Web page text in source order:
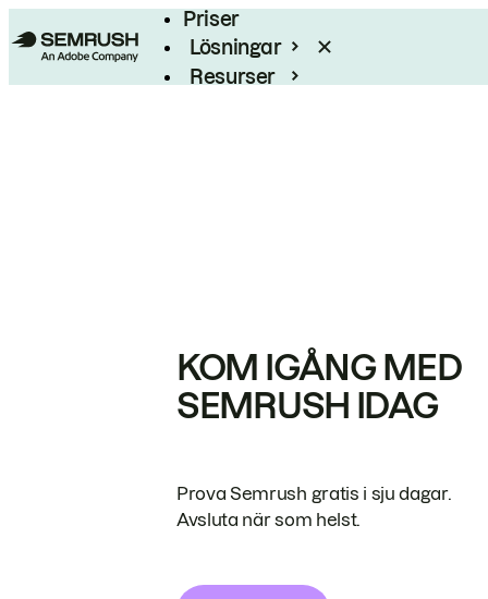
Priser
Lösningar
Resurser
KOM IGÅNG MED
SEMRUSH IDAG
Prova Semrush gratis i sju dagar.
Avsluta när som helst.